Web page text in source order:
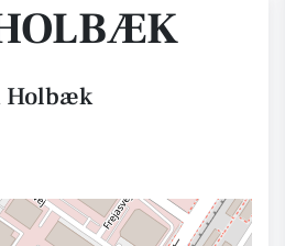
Holbæk